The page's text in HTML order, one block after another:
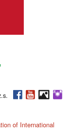
of International